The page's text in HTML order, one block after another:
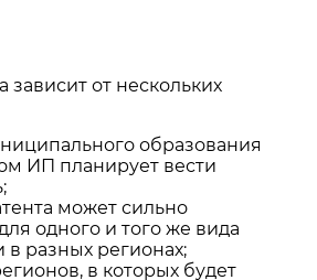
зависит от нескольких
образования
ИП планирует вести
может сильно
одного и того же вида
в разных регионах;
в которых будет